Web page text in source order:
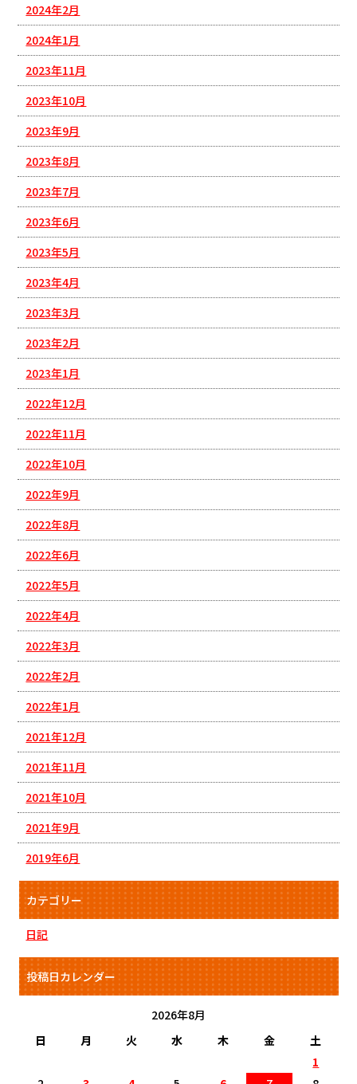
2024年2月
2024年1月
2023年11月
2023年10月
2023年9月
2023年8月
2023年7月
2023年6月
2023年5月
2023年4月
2023年3月
2023年2月
2023年1月
2022年12月
2022年11月
2022年10月
2022年9月
2022年8月
2022年6月
2022年5月
2022年4月
2022年3月
2022年2月
2022年1月
2021年12月
2021年11月
2021年10月
2021年9月
2019年6月
カテゴリー
日記
投稿日カレンダー
2026年8月
日
月 火 水 木 金
土
1